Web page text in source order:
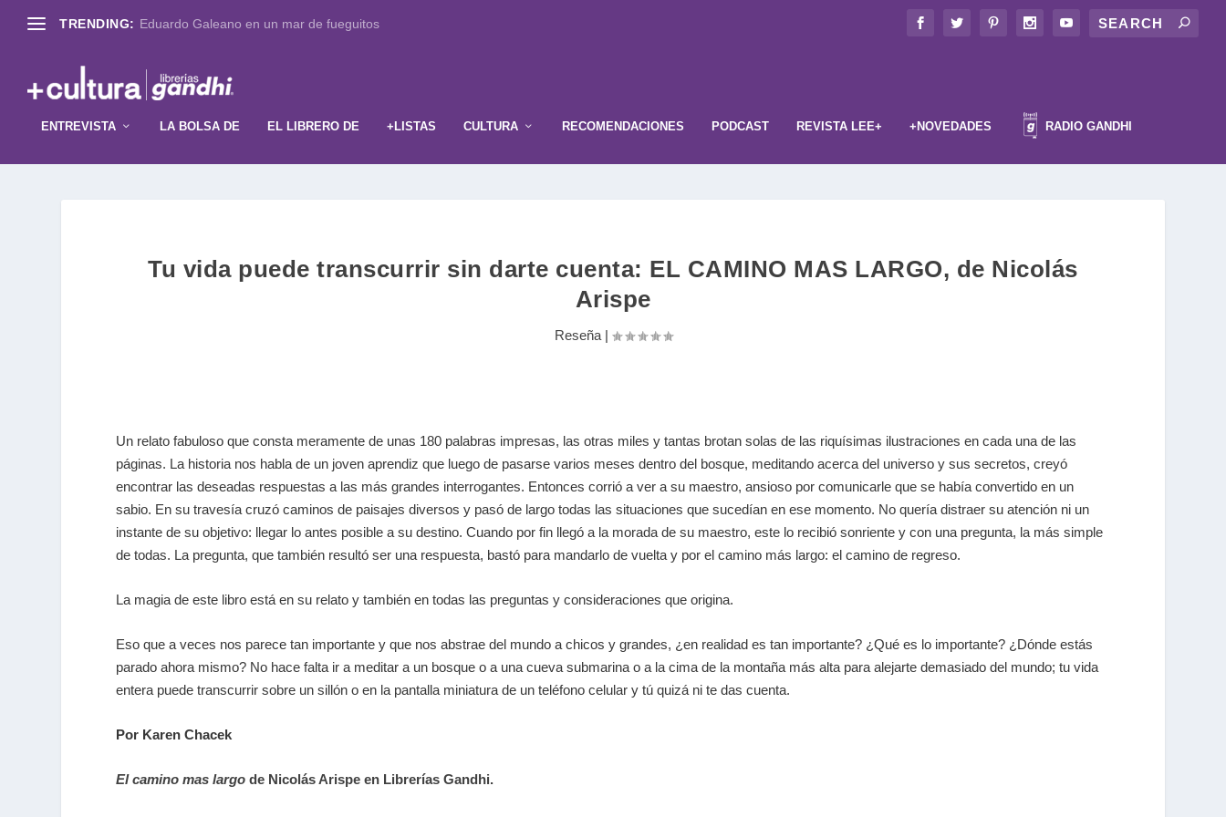
TRENDING: Eduardo Galeano en un mar de fueguitos
ENTREVISTA LA BOLSA DE EL LIBRERO DE +LISTAS CULTURA RECOMENDACIONES PODCAST REVISTA LEE+ +NOVEDADES RADIO GANDHI
Tu vida puede transcurrir sin darte cuenta: EL CAMINO MAS LARGO, de Nicolás
Arispe
Reseña|
Un relato fabuloso que consta meramente de unas 180 palabras impresas, las otras miles y tantas brotan solas de las riquísimas ilustraciones en cada una de las
páginas. La historia nos habla de un joven aprendiz que luego de pasarse varios meses dentro del bosque, meditando acerca del universo y sus secretos, creyó
encontrar las deseadas respuestas a las más grandes interrogantes. Entonces corrió a ver a su maestro, ansioso por comunicarle que se había convertido en un
sabio. En su travesía cruzó caminos de paisajes diversos y pasó de largo todas las situaciones que sucedían en ese momento. No quería distraer su atención ni un
instante de su objetivo: llegar lo antes posible a su destino. Cuando por fin llegó a la morada de su maestro, este lo recibió sonriente y con una pregunta, la más simple
de todas. La pregunta, que también resultó ser una respuesta, bastó para mandarlo de vuelta y por el camino más largo: el camino de regreso.
La magia de este libro está en su relato y también en todas las preguntas y consideraciones que origina.
Eso que a veces nos parece tan importante y que nos abstrae del mundo a chicos y grandes, ¿en realidad es tan importante? ¿Qué es lo importante? ¿Dónde estás
parado ahora mismo? No hace falta ir a meditar a un bosque o a una cueva submarina o a la cima de la montaña más alta para alejarte demasiado del mundo; tu vida
entera puede transcurrir sobre un sillón o en la pantalla miniatura de un teléfono celular y tú quizá ni te das cuenta.
Por Karen Chacek
El camino mas largo de Nicolás Arispe en Librerías Gandhi.